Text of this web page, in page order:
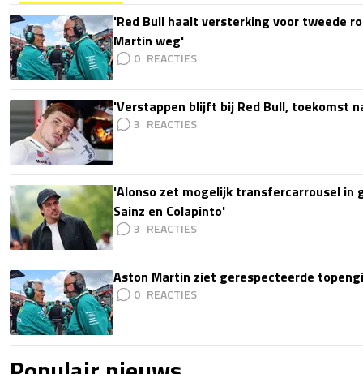
'Red Bull haalt versterking voor tweede
Martin weg'
0
'Verstappen blijft bij Red Bull, toekomst
3
'Alonso zet mogelijk transfercarrousel in
Sainz en Colapinto'
3
Aston Martin ziet gerespecteerde
0